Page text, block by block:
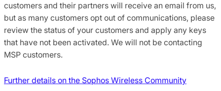
customers and their partners will receive an email from us,
but as many customers opt out of communications, please
review the status of your customers and apply any keys
that have not been activated. We will not be contacting
MSP customers.
Further details on the Sophos Wireless Community